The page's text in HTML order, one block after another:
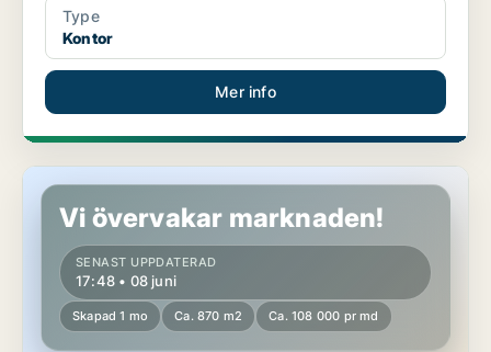
Type
Kontor
Mer info
Lager i Stockholm
Vi övervakar marknaden!
SENAST UPPDATERAD
17:48 • 08 juni
Skapad 1 mo Ca. 870 m2 Ca. 108 000 pr md